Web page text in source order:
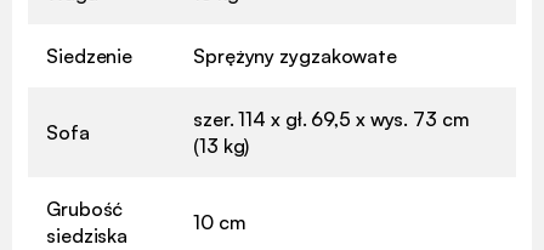
Siedzenie Sprężyny zygzakowate
Sofa
szer. 114 x gł. 69,5 x wys. 73 cm
(13 kg)
Grubość
siedziska
10 cm